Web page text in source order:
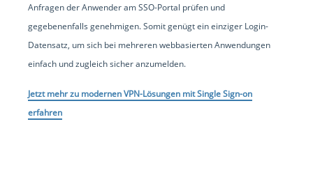
Anfragen der Anwender am SSO-Portal prüfen und
gegebenenfalls genehmigen. Somit genügt ein einziger Login-
Datensatz, um sich bei mehreren webbasierten Anwendungen
einfach und zugleich sicher anzumelden.
Jetzt mehr zu modernen VPN-Lösungen mit Single Sign-on
erfahren